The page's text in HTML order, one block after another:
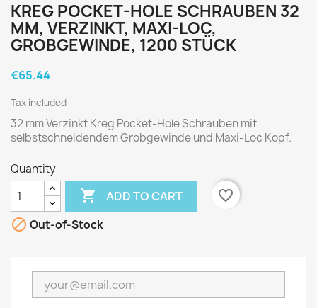
KREG POCKET-HOLE SCHRAUBEN 32
MM, VERZINKT, MAXI-LOC,
GROBGEWINDE, 1200 STÜCK
€65.44
Tax included
32 mm Verzinkt Kreg Pocket-Hole Schrauben mit
selbstschneidendem Grobgewinde und Maxi-Loc Kopf.
Quantity
 ADD TO CART
favorite_border
 Out-of-Stock